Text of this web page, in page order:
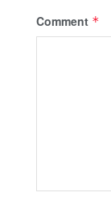
Comment *